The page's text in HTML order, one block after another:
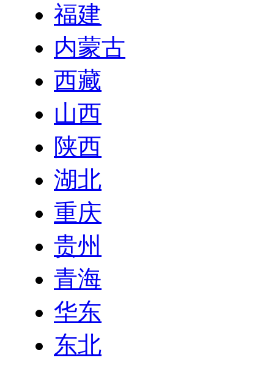
福建
内蒙古
西藏
山西
陕西
湖北
重庆
贵州
青海
华东
东北